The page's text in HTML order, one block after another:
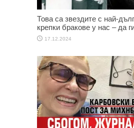
Това са звездите с най-
крепки бракове у нас – да
17.12.2024